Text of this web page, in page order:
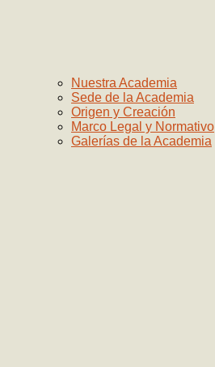
Nuestra Academia
Sede de la Academia
Origen y Creación
Marco Legal y Normativo
Galerías de la Academia